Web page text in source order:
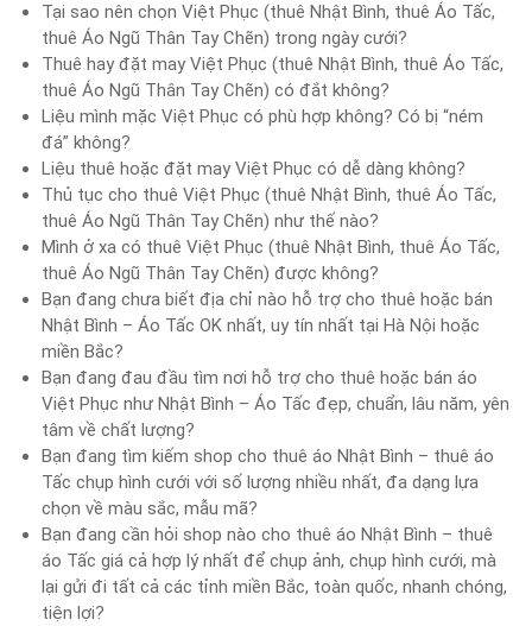
Tại sao nên chọn Việt Phục (thuê Nhật Bình, thuê Áo Tấc,
thuê Áo Ngũ Thân Tay Chẽn) trong ngày cưới?
Thuê hay đặt may Việt Phục (thuê Nhật Bình, thuê Áo Tấc,
thuê Áo Ngũ Thân Tay Chẽn) có đắt không?
Liệu mình mặc Việt Phục có phù hợp không? Có bị “ném
đá” không?
Liệu thuê hoặc đặt may Việt Phục có dễ dàng không?
Thủ tục cho thuê Việt Phục (thuê Nhật Bình, thuê Áo Tấc,
thuê Áo Ngũ Thân Tay Chẽn) như thế nào?
Mình ở xa có thuê Việt Phục (thuê Nhật Bình, thuê Áo Tấc,
thuê Áo Ngũ Thân Tay Chẽn) được không?
Bạn đang chưa biết địa chỉ nào hỗ trợ cho thuê hoặc bán
Nhật Bình – Áo Tấc OK nhất, uy tín nhất tại Hà Nội hoặc
miền Bắc?
Bạn đang đau đầu tìm nơi hỗ trợ cho thuê hoặc bán áo
Việt Phục như Nhật Bình – Áo Tấc đẹp, chuẩn, lâu năm, yên
tâm về chất lượng?
Bạn đang tìm kiếm shop cho thuê áo Nhật Bình – thuê áo
Tấc chụp hình cưới với số lượng nhiều nhất, đa dạng lựa
chọn về màu sắc, mẫu mã?
Bạn đang cần hỏi shop nào cho thuê áo Nhật Bình – thuê
áo Tấc giá cả hợp lý nhất để chụp ảnh, chụp hình cưới, mà
lại gửi đi tất cả các tỉnh miền Bắc, toàn quốc, nhanh chóng,
tiện lợi?